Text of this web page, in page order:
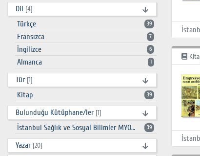
Dil [4]
Türkçe 39
Fransızca 7
İngilizce 6
Almanca 1
Tür [1]
Kitap 39
Bulunduğu Kütüphane/ler [1]
İstanbul Sağlık ve Sosyal Bilimler MYO Kütüphanesi 39
Yazar [20]